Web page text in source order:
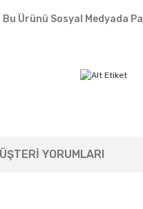
Bu Ürünü Sosyal Medyada
YORUMLARI